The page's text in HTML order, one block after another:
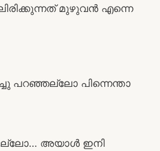
മുഴുവൻ എന്നെ
പറഞ്ഞല്ലോ പിന്നെന്താ
അയാൾ ഇനി